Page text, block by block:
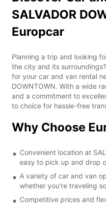
SALVADOR
Europcar
Planning a trip and looking
the city and its
for your car and van rental
DOWNTOWN. With a wide
and a commitment to
to choice for hassle-free
Why Choose
Convenient location at
easy to pick up and drop
A variety of car and van
whether you're traveling
Competitive prices and